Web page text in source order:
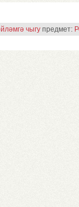
чыгу предмет: